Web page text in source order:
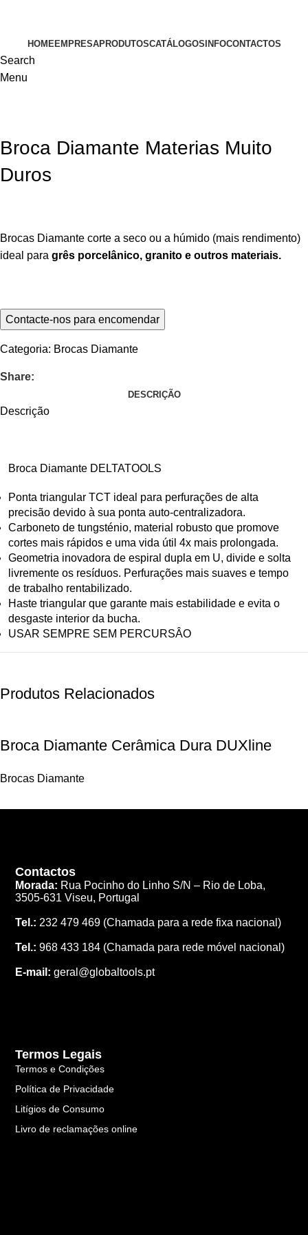
HOMEEMPRESAPRODUTOSCATÁLOGOS INFOCONTACTOS
Search
Menu
Broca Diamante Materias Muito
Duros
Brocas Diamante corte a seco ou a húmido (mais rendimento)
ideal para grês porcelânico, granito e outros materiais.
Categoria: Brocas Diamante
Share:
DESCRIÇÃO
Descrição
Broca Diamante DELTATOOLS
Ponta triangular TCT ideal para perfurações de alta
precisão devido à sua ponta auto-centralizadora.
Carboneto de tungsténio, material robusto que promove
cortes mais rápidos e uma vida útil 4x mais prolongada.
Geometria inovadora de espiral dupla em U, divide e solta
livremente os resíduos. Perfurações mais suaves e tempo
de trabalho rentabilizado.
Haste triangular que garante mais estabilidade e evita o
desgaste interior da bucha.
USAR SEMPRE SEM PERCURSÂO
Produtos Relacionados
Broca Diamante Cerâmica Dura DUXline
Brocas Diamante
Contactos
Morada: Rua Pocinho do Linho S/N – Rio de Loba,
3505-631 Viseu, Portugal
Tel.: 232 479 469 (Chamada para a rede fixa nacional)
Tel.: 968 433 184 (Chamada para rede móvel nacional)
E-mail: geral@globaltools.pt
Termos Legais
Termos e Condições
Política de Privacidade
Litígios de Consumo
Livro de reclamações online